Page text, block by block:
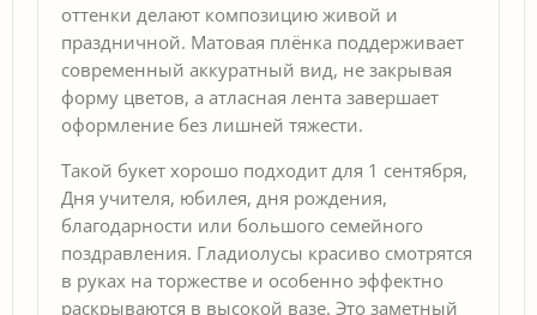
оттенки делают композицию живой и
праздничной. Матовая плёнка поддерживает
современный аккуратный вид, не закрывая
форму цветов, а атласная лента завершает
оформление без лишней тяжести.
Такой букет хорошо подходит для 1 сентября,
Дня учителя, юбилея, дня рождения,
благодарности или большого семейного
поздравления. Гладиолусы красиво смотрятся
в руках на торжестве и особенно эффектно
раскрываются в высокой вазе. Это заметный